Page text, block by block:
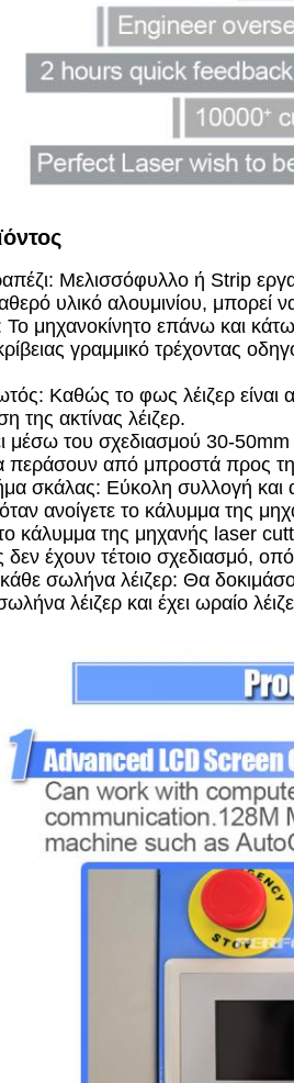
Μελισσόφυλλο ή Strip
υλικό αλουμινίου, μπορεί
μηχανοκίνητο επάνω και
γραμμικό τρέχοντας
Καθώς το φως λέιζερ
της ακτίνας λέιζερ.
μέσω του σχεδιασμού 30-
περάσουν από μπροστά προς
σκάλας: Εύκολη συλλογή και
ανοίγετε το κάλυμμα της
το κάλυμμα της μηχανής laser
δεν έχουν τέτοιο σχεδιασμό,
σωλήνα λέιζερ: Θα
λέιζερ και έχει ωραίο